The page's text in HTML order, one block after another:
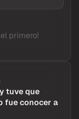
primero!
tuve que
fue conocer a